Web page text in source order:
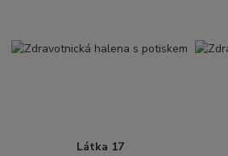
Látka 17